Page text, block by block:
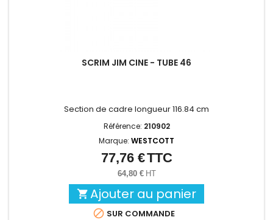
SCRIM JIM CINE - TUBE 46
Section de cadre longueur 116.84 cm
Référence: 210902
Marque: WESTCOTT
Prix
77,76 €TTC
64,80 € HT
 Ajouter au panier
 SUR COMMANDE